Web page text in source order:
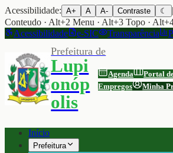
Acessibilidade: A+ A A- Contraste ☾
Conteudo · Alt+2 Menu · Alt+3 Topo ·
Acessibilidade
e-SIC Transparência
Prefeitura de
Lupi
onóp
olis
Agenda
Portal
Empregos
Minha
Início
Prefeitura